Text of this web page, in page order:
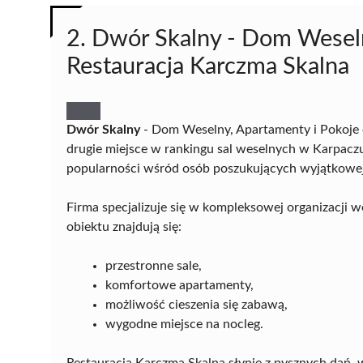
2. Dwór Skalny - Dom
Restauracja Karczma Skalna
Dwór Skalny- Dom Weselny, Apartamenty i Pokoje
drugie miejsce w rankingu sal weselnych w
popularności wśród osób poszukujących
Firma specjalizuje się w kompleksowej organizacji
obiektu znajdują się:
przestronne sale,
komfortowe apartamenty,
możliwość cieszenia się zabawą,
wygodne miejsce na nocleg.